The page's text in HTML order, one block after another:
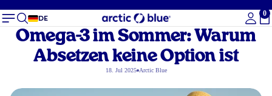
DE
0
Omega-3 im Sommer: Warum
Absetzen keine Option ist
18. Jul 2025 Arctic Blue